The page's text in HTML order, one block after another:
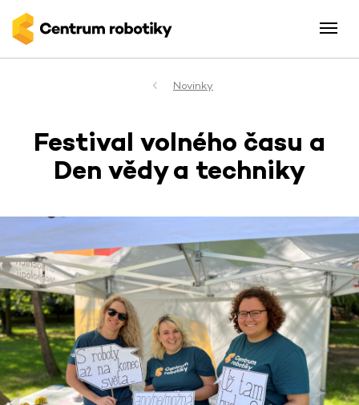
Novinky
Festival volného času a
Den vědy a techniky